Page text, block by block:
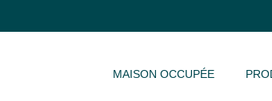
MAISON OCCUPÉE